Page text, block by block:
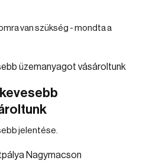
van szükség - mondta a
jelentése.